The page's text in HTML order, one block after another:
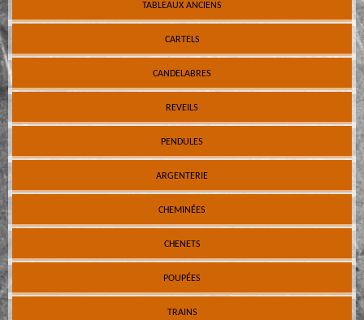
TABLEAUX ANCIENS
CARTELS
CANDELABRES
REVEILS
PENDULES
ARGENTERIE
CHEMINÉES
CHENETS
POUPÉES
TRAINS